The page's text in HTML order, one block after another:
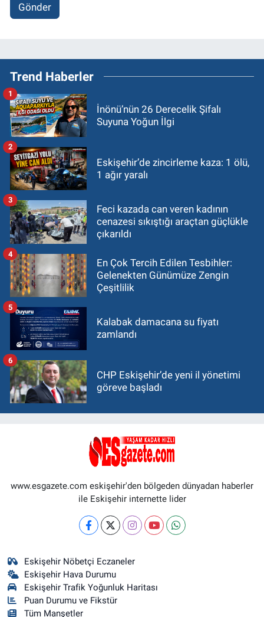
Gönder
Trend Haberler
İnönü’nün 26 Derecelik Şifalı
Suyuna Yoğun İlgi
1
Eskişehir’de zincirleme kaza: 1 ölü,
1 ağır yaralı
2
Feci kazada can veren kadının
cenazesi sıkıştığı araçtan güçlükle
çıkarıldı
3
En Çok Tercih Edilen Tesbihler:
Gelenekten Günümüze Zengin
Çeşitlilik
4
Kalabak damacana su fiyatı
zamlandı
5
CHP Eskişehir’de yeni il yönetimi
göreve başladı
6
www.esgazete.com eskişehir'den bölgeden dünyadan haberler
ile Eskişehir internette lider
Eskişehir Nöbetçi Eczaneler
Eskişehir Hava Durumu
Eskişehir Trafik Yoğunluk Haritası
Puan Durumu ve Fikstür
Tüm Manşetler